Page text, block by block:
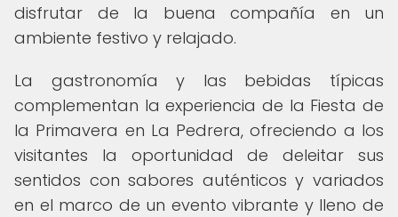
disfrutar de la buena compañía en un
ambiente festivo y relajado.
La gastronomía y las bebidas típicas
complementan la experiencia de la Fiesta de
la Primavera en La Pedrera, ofreciendo a los
visitantes la oportunidad de deleitar sus
sentidos con sabores auténticos y variados
en el marco de un evento vibrante y lleno de